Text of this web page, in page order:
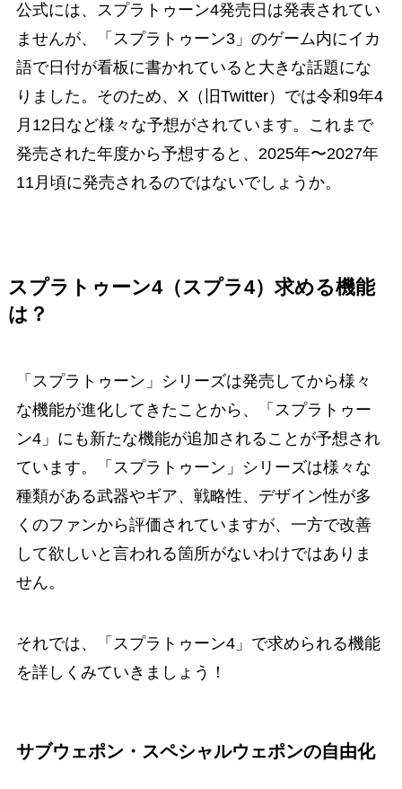
公式には、スプラトゥーン4発売日は発表されてい
ませんが、「スプラトゥーン3」のゲーム内にイカ
語で日付が看板に書かれていると大きな話題にな
りました。そのため、X（旧Twitter）では令和9年4
月12日など様々な予想がされています。これまで
発売された年度から予想すると、2025年〜2027年
11月頃に発売されるのではないでしょうか。
スプラトゥーン4（スプラ4）求める機能
は？
「スプラトゥーン」シリーズは発売してから様々
な機能が進化してきたことから、「スプラトゥー
ン4」にも新たな機能が追加されることが予想され
ています。「スプラトゥーン」シリーズは様々な
種類がある武器やギア、戦略性、デザイン性が多
くのファンから評価されていますが、一方で改善
して欲しいと言われる箇所がないわけではありま
せん。
それでは、「スプラトゥーン4」で求められる機能
を詳しくみていきましょう！
サブウェポン・スペシャルウェポンの自由化